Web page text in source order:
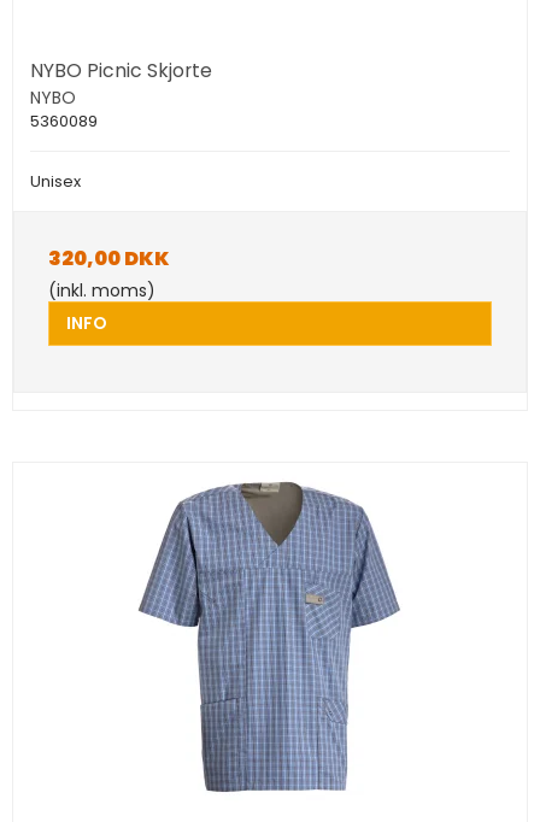
NYBO Picnic Skjorte
NYBO
5360089
Unisex
320,00 DKK
(inkl. moms)
INFO